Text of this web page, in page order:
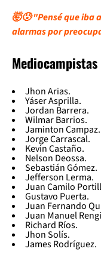
🤯😰 "Pensé que iba
alarmas por
Mediocampistas
Jhon Arias.
Yáser Asprilla.
Jordan Barrera.
Wilmar Barrios.
Jaminton Campaz.
Jorge Carrascal.
Kevin Castaño.
Nelson Deossa.
Sebastián Gómez.
Jefferson Lerma.
Juan Camilo
Gustavo Puerta.
Juan Fernando
Juan Manuel
Richard Ríos.
Jhon Solís.
James Rodríguez.